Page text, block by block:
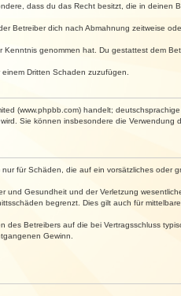
dass du das Recht besitzt, die in deinen
Betreiber dich nach Abmahnung zeitweise
genommen hat. Du gestattest dem
Dritten Schaden zuzufügen.
(www.phpbb.com) handelt;
Sie können insbesondere die Verwendung
für Schäden, die auf ein vorsätzliches oder
Gesundheit und der Verletzung
begrenzt. Dies gilt auch für
Betreibers auf die bei Vertragsschluss
Gewinn.